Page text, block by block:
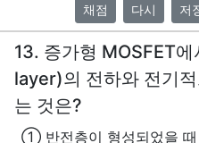
채점 다시 저
13. 증가형 MOSFET
layer)의 전하와 전기
는 것은?
① 반전층이 형성되었을 때